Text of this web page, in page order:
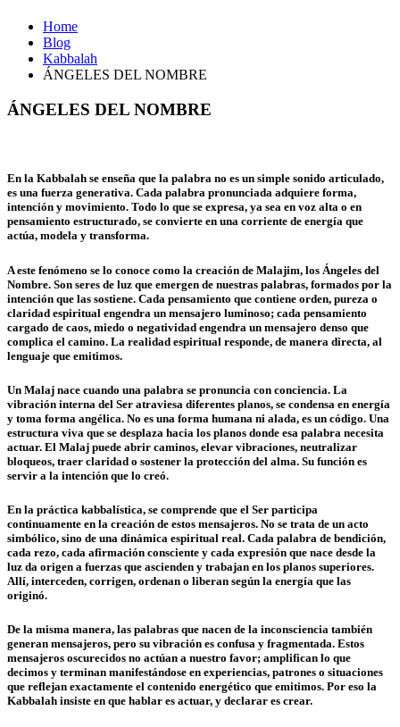
Home
Blog
Kabbalah
ÁNGELES DEL NOMBRE
ÁNGELES DEL NOMBRE
En la Kabbalah se enseña que la palabra no es un simple sonido articulado,
es una fuerza generativa. Cada palabra pronunciada adquiere forma,
intención y movimiento. Todo lo que se expresa, ya sea en voz alta o en
pensamiento estructurado, se convierte en una corriente de energía que
actúa, modela y transforma.
A este fenómeno se lo conoce como la creación de Malajim, los Ángeles del
Nombre. Son seres de luz que emergen de nuestras palabras, formados por la
intención que las sostiene. Cada pensamiento que contiene orden, pureza o
claridad espiritual engendra un mensajero luminoso; cada pensamiento
cargado de caos, miedo o negatividad engendra un mensajero denso que
complica el camino. La realidad espiritual responde, de manera directa, al
lenguaje que emitimos.
Un Malaj nace cuando una palabra se pronuncia con conciencia. La
vibración interna del Ser atraviesa diferentes planos, se condensa en energía
y toma forma angélica. No es una forma humana ni alada, es un código. Una
estructura viva que se desplaza hacia los planos donde esa palabra necesita
actuar. El Malaj puede abrir caminos, elevar vibraciones, neutralizar
bloqueos, traer claridad o sostener la protección del alma. Su función es
servir a la intención que lo creó.
En la práctica kabbalística, se comprende que el Ser participa
continuamente en la creación de estos mensajeros. No se trata de un acto
simbólico, sino de una dinámica espiritual real. Cada palabra de bendición,
cada rezo, cada afirmación consciente y cada expresión que nace desde la
luz da origen a fuerzas que ascienden y trabajan en los planos superiores.
Allí, interceden, corrigen, ordenan o liberan según la energía que las
originó.
De la misma manera, las palabras que nacen de la inconsciencia también
generan mensajeros, pero su vibración es confusa y fragmentada. Estos
mensajeros oscurecidos no actúan a nuestro favor; amplifican lo que
decimos y terminan manifestándose en experiencias, patrones o situaciones
que reflejan exactamente el contenido energético que emitimos. Por eso la
Kabbalah insiste en que hablar es actuar, y declarar es crear.